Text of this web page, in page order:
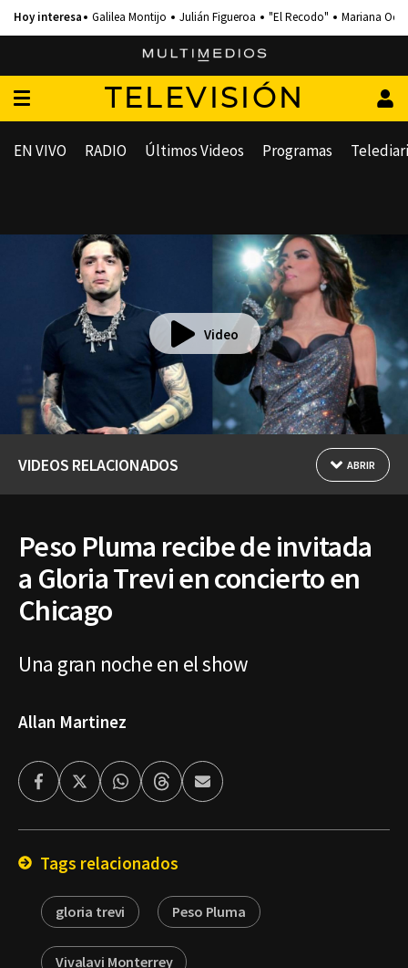
Galilea Montijo Julián Figueroa "El Recodo" Mariana
TELEVISIÓN
EN VIVO RADIO Últimos Videos Programas
Video
VIDEOS RELACIONADOS ABRIR
Peso Pluma recibe de invitada
a Gloria Trevi en concierto en
Chicago
Una gran noche en el show
Allan Martinez
FacebookTwitterWhatsappThreadsEnviar
por
Tags relacionados
gloria trevi Peso Pluma
Vivalavi Monterrey